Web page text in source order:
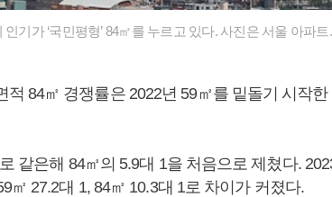
기가 ‘국민평형’ 84㎡를 누르고 있다. 사진은 서울 아파
적 84㎡ 경쟁률은 2022년 59㎡를 밑돌기 시작
같은해 84㎡의 5.9대 1을 처음으로 제쳤다.
㎡ 27.2대 1, 84㎡ 10.3대 1로 차이가 커졌다.